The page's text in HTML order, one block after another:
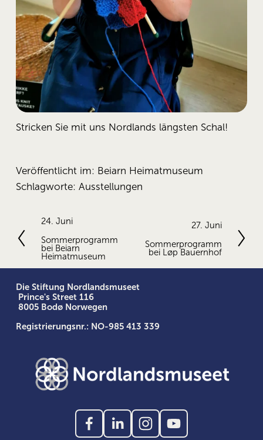
Stricken Sie mit uns Nordlands längsten Schal!
Veröffentlicht im: Beiarn Heimatmuseum
Schlagworte: Ausstellungen
V
r
h
e
i
g
24. Juni
Sommerprogramm
bei Beiarn
Heimatmuseum
t
27. Juni
Sommerprogramm
bei Løp Bauernhof
Die Stiftung Nordlandsmuseet
Prince's Street 116
8005 Bodø Norwegen
Registrierungsnr.: NO-985 413 339